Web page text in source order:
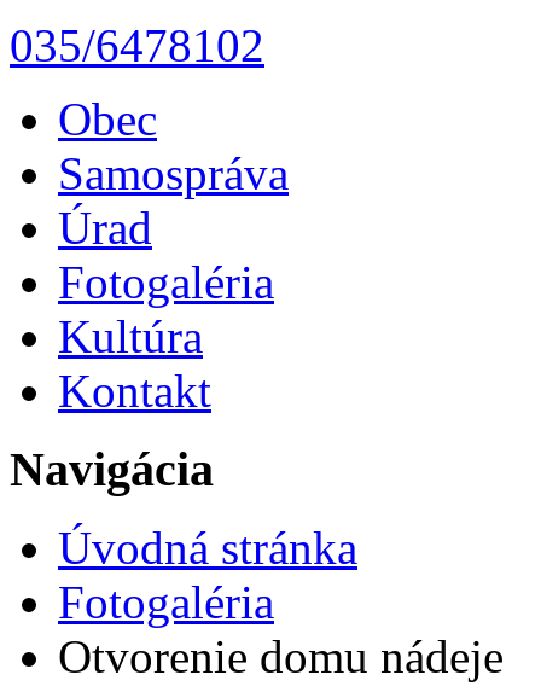
035/6478102
Obec
Samospráva
Úrad
Fotogaléria
Kultúra
Kontakt
Navigácia
Úvodná stránka
Fotogaléria
Otvorenie domu nádeje